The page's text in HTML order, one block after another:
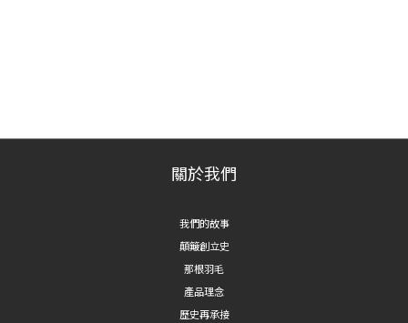
關於我們
我們的故事
顛簸創立史
那根羽毛
產品理念
歷史再承接